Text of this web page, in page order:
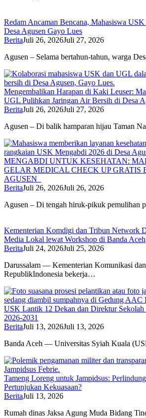
Redam Ancaman Bencana, Mahasiswa
Desa Agusen Gayo Lues
BeritaJuli 26, 2026Juli 27, 2026
Agusen – Selama bertahun-tahun, warga
Mengembalikan Harapan di Kaki Leuser:
UGL Pulihkan Jaringan Air Bersih di Desa
BeritaJuli 26, 2026Juli 27, 2026
Agusen – Di balik hamparan hijau Taman
MENGABDI UNTUK KESEHATAN:
GELAR MEDICAL CHECK UP GRATIS
AGUSEN
BeritaJuli 26, 2026Juli 26, 2026
Agusen – Di tengah hiruk-pikuk pemulihan
Kementerian Komdigi dan Tribun Network
Media Lokal lewat Workshop di Banda Aceh
BeritaJuli 24, 2026Juli 25, 2026
Darussalam — Kementerian Komunikasi
RepublikIndonesia bekerja…
USK Lantik 12 Dekan dan Direktur Sekolah
2026-2031
BeritaJuli 13, 2026Juli 13, 2026
Banda Aceh — Universitas Syiah Kuala
Tameng Loreng untuk Jampidsus:
Pertunjukan Kekuasaan?
BeritaJuli 13, 2026
Rumah dinas Jaksa Agung Muda Bidang